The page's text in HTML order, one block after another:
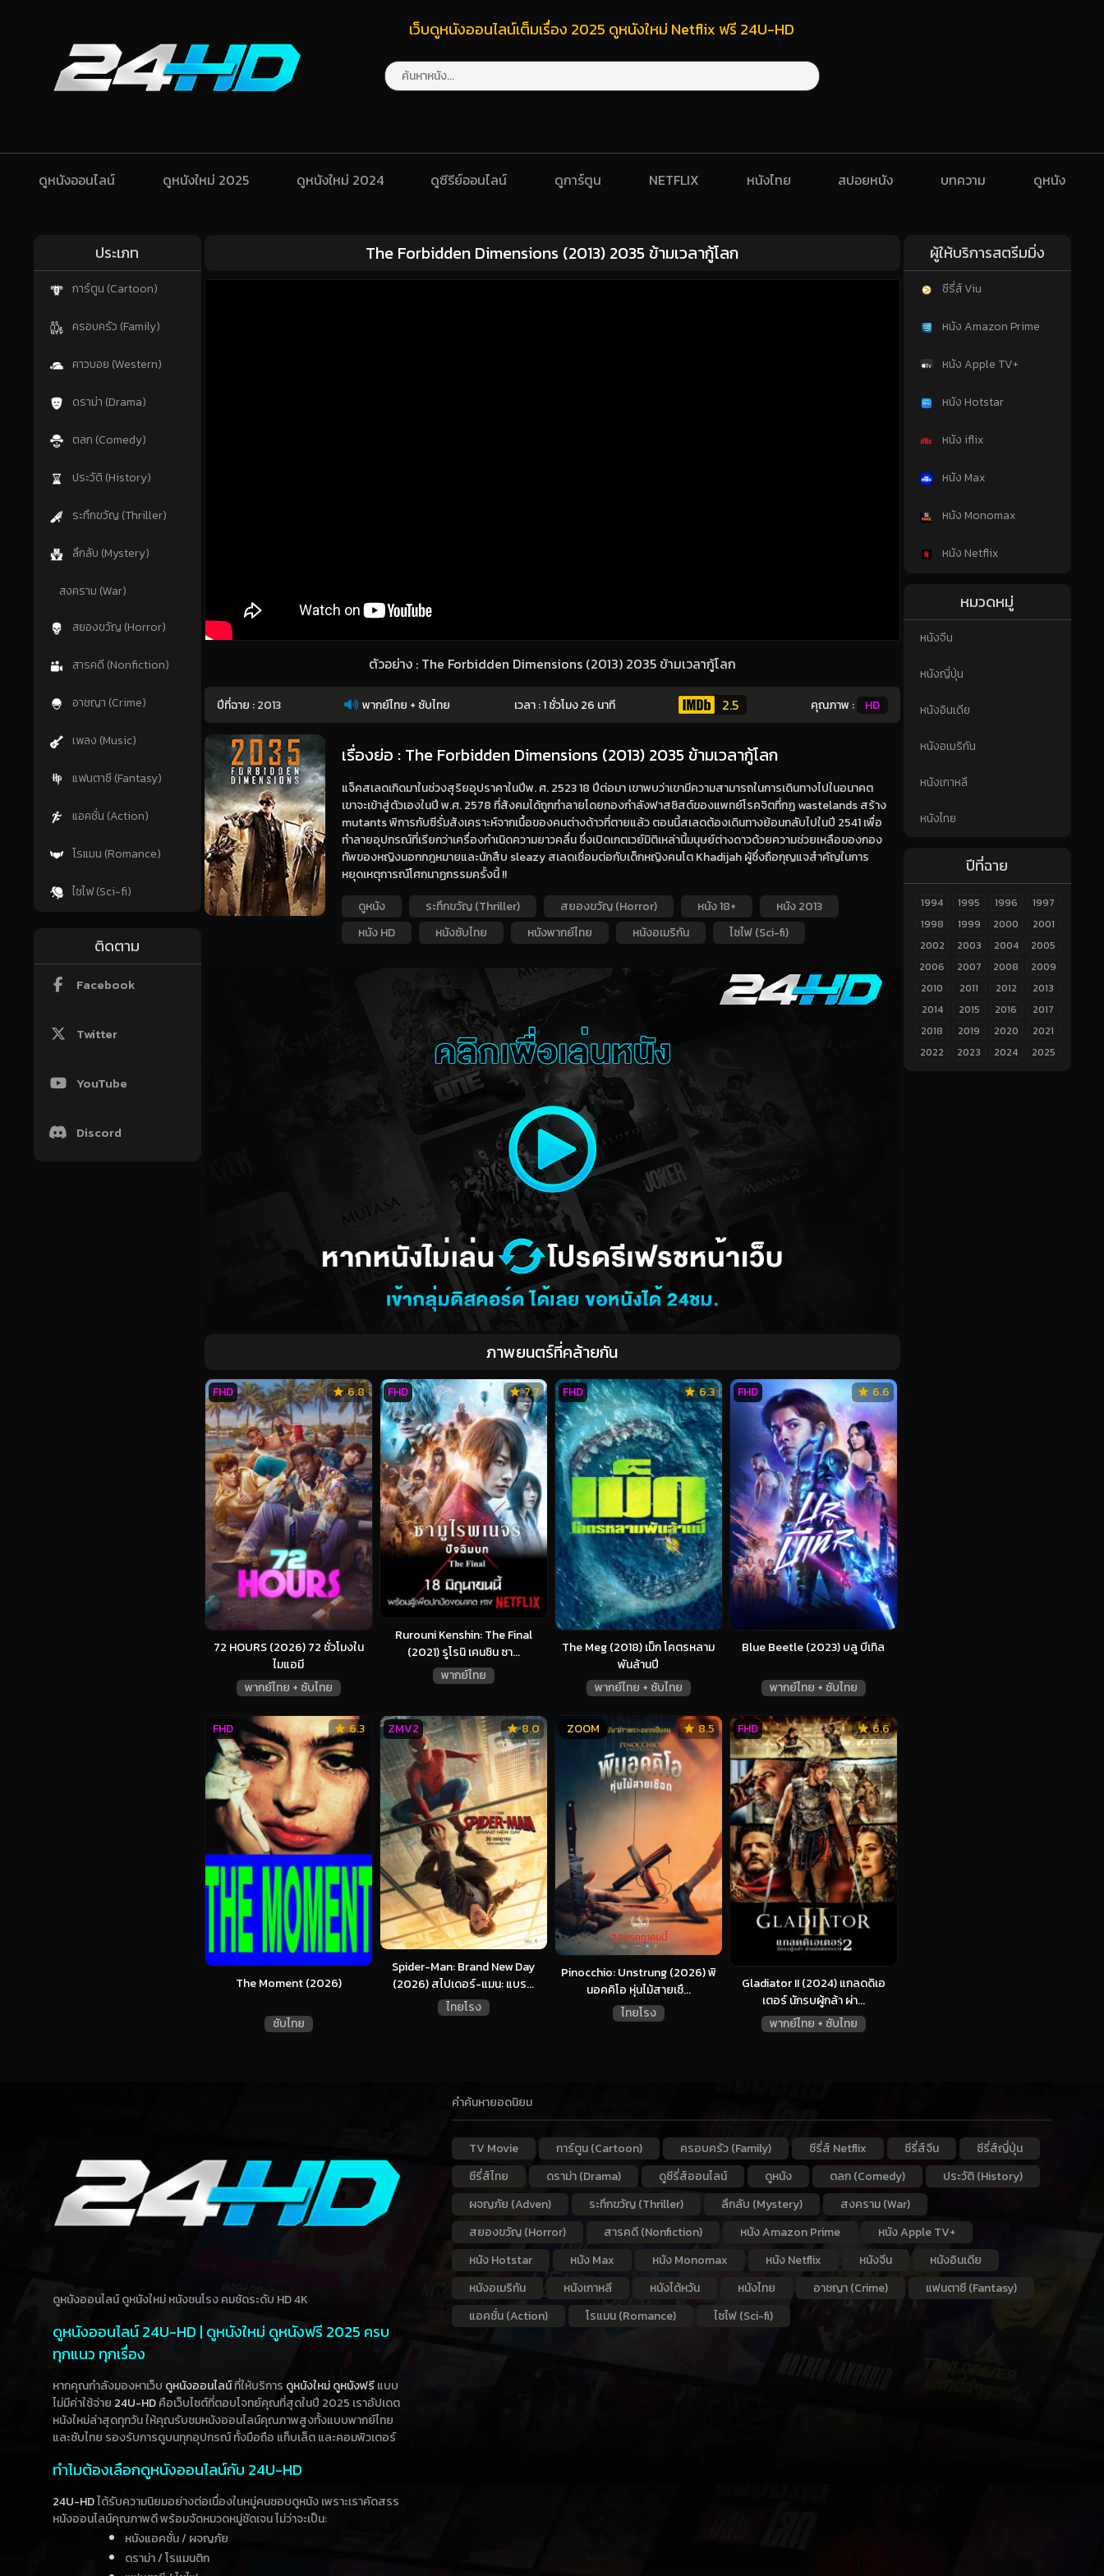
เว็บดูหนังออนไลน์เต็มเรื่อง 2025 ดูหนังใหม่ Netflix ฟรี 24U-HD
ดูหนังออนไลน์ ดูหนังใหม่ 2025 ดูหนังใหม่ 2024 ดูซีรีย์ออนไลน์ ดูการ์ตูน NETFLIX หนังไทย สปอยหนัง บทความ ดูหนัง
ประเภท
การ์ตูน (Cartoon)
ครอบครัว (Family)
คาวบอย (Western)
ดราม่า (Drama)
ตลก (Comedy)
ประวัติ (History)
ระทึกขวัญ (Thriller)
ลึกลับ (Mystery)
สงคราม (War)
สยองขวัญ (Horror)
สารคดี (Nonfiction)
อาชญา (Crime)
เพลง (Music)
แฟนตาซี (Fantasy)
แอคชั่น (Action)
โรแมน (Romance)
ไซไฟ (Sci-fi)
ติดตาม
Facebook
Twitter
YouTube
Discord
The Forbidden Dimensions (2013) 2035 ข้ามเวลากู้โลก
ตัวอย่าง : The Forbidden Dimensions (2013) 2035 ข้ามเวลากู้โลก
ปีที่ฉาย :2013 พากย์ไทย + ซับไทย เวลา : 1 ชั่วโมง 26 นาที 2.5 คุณภาพ : HD
เรื่องย่อ : The Forbidden Dimensions (2013) 2035 ข้ามเวลากู้โลก
แจ็คสเลดเกิดมาในช่วงสุริยอุปราคาในปีพ. ศ. 2523 18 ปีต่อมา เขาพบว่าเขามีความสามารถในการเดินทางไปในอนาคต
เขาจะเข้าสู่ตัวเองในปี พ.ศ. 2578 ที่สังคมได้ถูกทำลายโดยกองกำลังฟาสซิสต์ของแพทย์โรคจิตที่กฎ wastelands สร้าง
mutants พิการกับซีรั่มสังเคราะห์จากเนื้อของคนต่างด้าวที่ตายแล้ว ตอนนี้สเลดต้องเดินทางย้อนกลับไปในปี 2541 เพื่อ
ทำลายอุปกรณ์ที่เรียกว่าเครื่องกำเนิดความยาวคลื่น ซึ่งเปิดเกตเวย์มิติเหล่านี้มนุษย์ต่างดาวด้วยความช่วยเหลือของกอง
ทัพของหญิงนอกกฎหมายและนักสืบ sleazy สเลดเชื่อมต่อกับเด็กหญิงคนโต Khadijah ผู้ซึ่งถือกุญแจสำคัญในการ
หยุดเหตุการณ์โศกนาฏกรรมครั้งนี้ !!
ดูหนัง
ระทึกขวัญ (Thriller) สยองขวัญ (Horror) หนัง 18+
หนัง 2013
หนัง HD
หนังซับไทย หนังพากย์ไทย หนังอเมริกัน ไซไฟ (Sci-fi)
ภาพยนตร์ที่คล้ายกัน
72 HOURS (2026) 72 ชั่วโมงใน
ไมแอมี
พากย์ไทย + ซับไทย
6.8
FHD
Rurouni Kenshin: The Final
(2021) รูโรนิ เคนชิน ซา...
พากย์ไทย
7.7
FHD
The Meg (2018) เม็ก โคตรหลาม
พันล้านปี
พากย์ไทย + ซับไทย
6.3
FHD
Blue Beetle (2023) บลู บีเทิล
พากย์ไทย + ซับไทย
6.6
FHD
The Moment (2026)
ซับไทย
6.3
FHD
Spider-Man: Brand New Day
(2026) สไปเดอร์-แมน: แบร...
ไทยโรง
8.0
ZMV2
Pinocchio: Unstrung (2026) พิ
นอคคิโอ หุ่นไม้สายเชื...
ไทยโรง
8.5
ZOOM
Gladiator II (2024) แกลดดิเอ
เตอร์ นักรบผู้กล้า ผ่า...
พากย์ไทย + ซับไทย
6.6
FHD
ผู้ให้บริการสตรีมมิ่ง
ซีรี่ส์ Viu
หนัง Amazon Prime
หนัง Apple TV+
หนัง Hotstar
หนัง iflix
หนัง Max
หนัง Monomax
หนัง Netflix
หมวดหมู่
หนังจีน
หนังญี่ปุ่น
หนังอินเดีย
หนังอเมริกัน
หนังเกาหลี
หนังไทย
ปีที่ฉาย
1994 1995 1996
1997
1998
1999 2000
2001
2002
2003 2004
2005
2006
2007 2008
2009
2010
2011 2012
2013
2014
2015 2016
2017
2018
2019 2020
2021
2022
2023 2024 2025
ดูหนังออนไลน์ ดูหนังใหม่ หนังชนโรง คมชัดระดับ HD 4K
ดูหนังออนไลน์ 24U-HD | ดูหนังใหม่ ดูหนังฟรี 2025 ครบ
ทุกแนว ทุกเรื่อง
หากคุณกำลังมองหาเว็บ ดูหนังออนไลน์ที่ให้บริการ ดูหนังใหม่ดูหนังฟรีแบบ
ไม่มีค่าใช้จ่าย 24U-HDคือเว็บไซต์ที่ตอบโจทย์คุณที่สุดในปี 2025 เราอัปเดต
หนังใหม่ล่าสุดทุกวัน ให้คุณรับชมหนังออนไลน์คุณภาพสูงทั้งแบบพากย์ไทย
และซับไทย รองรับการดูบนทุกอุปกรณ์ ทั้งมือถือ แท็บเล็ต และคอมพิวเตอร์
ทำไมต้องเลือกดูหนังออนไลน์กับ 24U-HD
24U-HDได้รับความนิยมอย่างต่อเนื่องในหมู่คนชอบดูหนัง เพราะเราคัดสรร
หนังออนไลน์คุณภาพดี พร้อมจัดหมวดหมู่ชัดเจน ไม่ว่าจะเป็น:
หนังแอคชั่น / ผจญภัย
ดราม่า / โรแมนติก
คำค้นหายอดนิยม
TV Movie การ์ตูน (Cartoon) ครอบครัว (Family) ซีรี่ส์ Netflix ซีรี่ส์จีน
ซีรี่ส์ญี่ปุ่น
ซีรี่ส์ไทย
ดราม่า (Drama) ดูซีรี่ส์ออนไลน์ ดูหนัง ตลก (Comedy)
ประวัติ (History)
ผจญภัย (Adven)
ระทึกขวัญ (Thriller) ลึกลับ (Mystery)
สงคราม (War)
สยองขวัญ (Horror)
สารคดี (Nonfiction) หนัง Amazon Prime
หนัง Apple TV+
หนัง Hotstar
หนัง Max หนัง Monomax หนัง Netflix หนังจีน
หนังอินเดีย
หนังอเมริกัน
หนังเกาหลี หนังไต้หวัน หนังไทย อาชญา (Crime)
แฟนตาซี (Fantasy)
แอคชั่น (Action)
โรแมน (Romance) ไซไฟ (Sci-fi)